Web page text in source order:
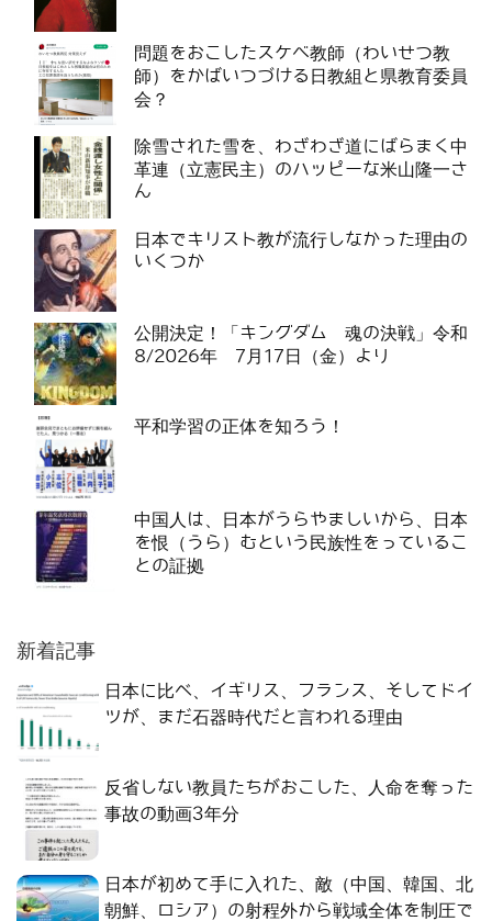
問題をおこしたスケベ教師（わいせつ教
師）をかばいつづける日教組と県教育委員
会？
除雪された雪を、わざわざ道にばらまく中
革連（立憲民主）のハッピーな米山隆一さ
ん
日本でキリスト教が流行しなかった理由の
いくつか
公開決定！「キングダム 魂の決戦」令和
8/2026年 7月17日（金）より
平和学習の正体を知ろう！
中国人は、日本がうらやましいから、日本
を恨（うら）むという民族性をっているこ
との証拠
新着記事
日本に比べ、イギリス、フランス、そしてドイ
ツが、まだ石器時代だと言われる理由
反省しない教員たちがおこした、人命を奪った
事故の動画3年分
日本が初めて手に入れた、敵（中国、韓国、北
朝鮮、ロシア）の射程外から戦域全体を制圧で